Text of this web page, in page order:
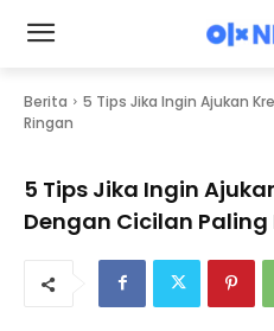
Berita
5 Tips Jika Ingin Ajukan
Ringan
5 Tips Jika Ingin
Dengan Cicilan Paling